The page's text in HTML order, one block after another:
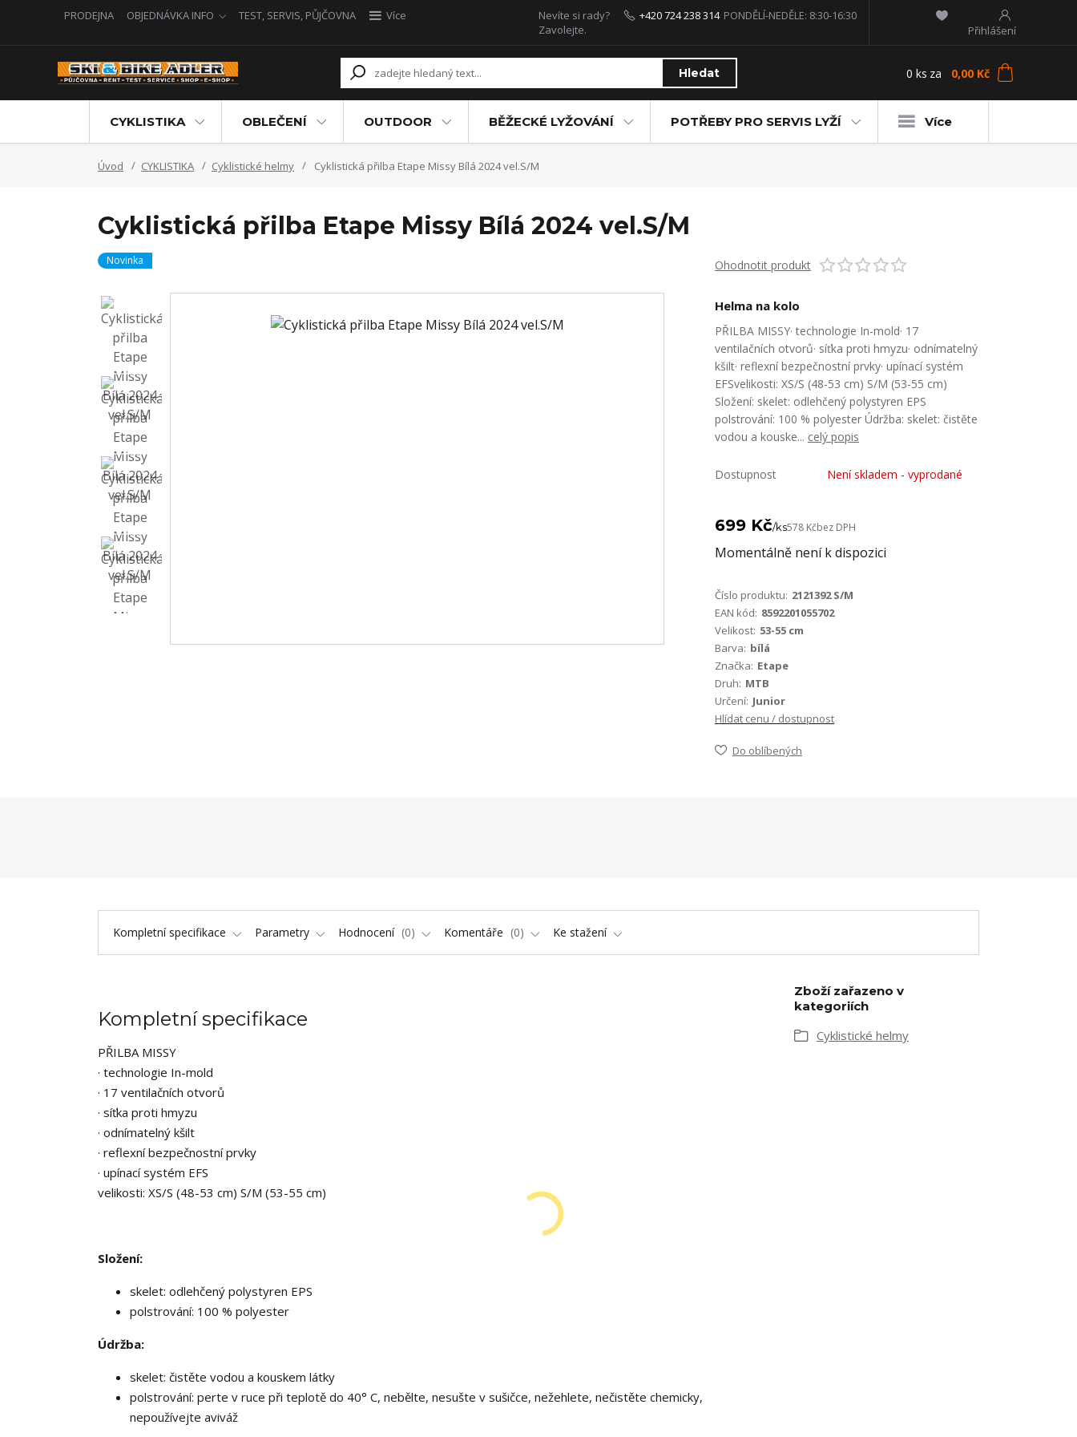
PRODEJNA OBJEDNÁVKA INFO TEST, SERVIS, PŮJČOVNA
Více
Přihlášení
Hledat
Nevíte si rady?
Zavolejte.
+420 724 238 314 PONDĚLÍ-NEDĚLE: 8:30-16:30
0 ks za 0,00 Kč
CYKLISTIKA OBLEČENÍ OUTDOOR BĚŽECKÉ LYŽOVÁNÍ POTŘEBY PRO SERVIS LYŽÍ Více
Úvod CYKLISTIKA Cyklistické helmy Cyklistická přilba Etape Missy Bílá 2024 vel.S/M
Cyklistická přilba Etape Missy Bílá 2024 vel.S/M
Novinka Ohodnotit produkt
Helma na kolo
PŘILBA MISSY· technologie In-mold· 17
ventilačních otvorů· síťka proti hmyzu· odnímatelný
kšilt· reflexní bezpečnostní prvky· upínací systém
EFSvelikosti: XS/S (48-53 cm) S/M (53-55 cm)
Složení: skelet: odlehčený polystyren EPS
polstrování: 100 % polyester Údržba: skelet: čistěte
vodou a kouske... celý popis
Dostupnost Není skladem - vyprodané
699 Kč/ks578 Kčbez DPH
Momentálně není k dispozici
Číslo produktu: 2121392 S/M
EAN kód: 8592201055702
Velikost: 53-55 cm
Barva: bílá
Značka: Etape
Druh: MTB
Určení: Junior
Hlídat cenu / dostupnost
Do oblíbených
Kompletní specifikace Parametry Hodnocení 0 Komentáře 0 Ke stažení
Kompletní specifikace
PŘILBA MISSY
· technologie In-mold
· 17 ventilačních otvorů
· síťka proti hmyzu
· odnímatelný kšilt
· reflexní bezpečnostní prvky
· upínací systém EFS
velikosti: XS/S (48-53 cm) S/M (53-55 cm)
Složení:
skelet: odlehčený polystyren EPS
polstrování: 100 % polyester
Údržba:
skelet: čistěte vodou a kouskem látky
polstrování: perte v ruce při teplotě do 40° C, nebělte, nesušte v sušičce, nežehlete, nečistěte chemicky,
nepoužívejte aviváž
Zboží zařazeno v
kategoriích
Cyklistické helmy